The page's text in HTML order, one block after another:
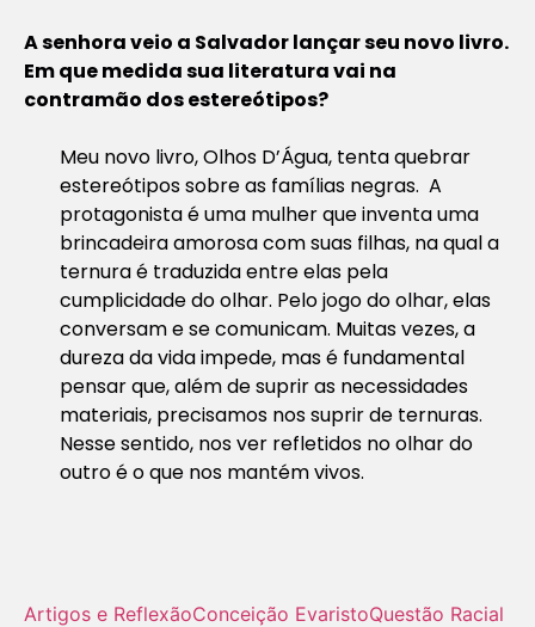
A senhora veio a Salvador lançar seu novo livro.
Em que medida sua literatura vai na
contramão dos estereótipos?
Meu novo livro, Olhos D’Água, tenta quebrar
estereótipos sobre as famílias negras. A
protagonista é uma mulher que inventa uma
brincadeira amorosa com suas filhas, na qual a
ternura é traduzida entre elas pela
cumplicidade do olhar. Pelo jogo do olhar, elas
conversam e se comunicam. Muitas vezes, a
dureza da vida impede, mas é fundamental
pensar que, além de suprir as necessidades
materiais, precisamos nos suprir de ternuras.
Nesse sentido, nos ver refletidos no olhar do
outro é o que nos mantém vivos.
Artigos e ReflexãoConceição EvaristoQuestão Racial